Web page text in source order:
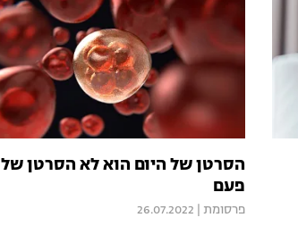
הסרטן של היום הוא לא הסרטן של
פעם
פרסומת 26.07.2022